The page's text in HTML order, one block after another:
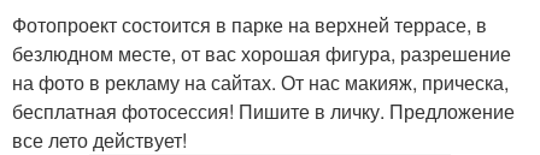
Фотопроект состоится в парке на верхней террасе, в
безлюдном месте, от вас хорошая фигура, разрешение
на фото в рекламу на сайтах. От нас макияж, прическа,
бесплатная фотосессия! Пишите в личку. Предложение
все лето действует!